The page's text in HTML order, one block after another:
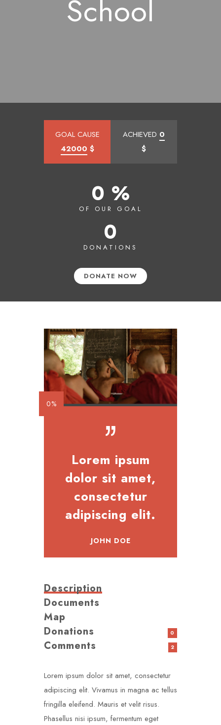
School
GOAL CAUSE
42000 $
ACHIEVED 0
$
0 %
OF OUR GOAL
0
DONATIONS
DONATE NOW
0%
Lorem ipsum
dolor sit amet,
consectetur
adipiscing elit.
JOHN DOE
Description
Documents
Map
Donations
0
Comments 2
Lorem ipsum dolor sit amet, consectetur
adipiscing elit. Vivamus in magna ac tellus
fringilla eleifend. Mauris et velit risus.
Phasellus nisi ipsum, fermentum eget